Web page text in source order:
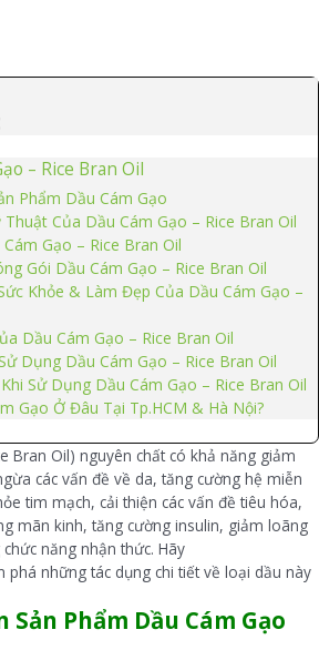
– Rice Bran Oil
Phẩm Dầu Cám Gạo
Thuật Của Dầu Cám Gạo – Rice Bran Oil
Gạo – Rice Bran Oil
Gói Dầu Cám Gạo – Rice Bran Oil
Khỏe & Làm Đẹp Của Dầu Cám Gạo –
Dầu Cám Gạo – Rice Bran Oil
Dụng Dầu Cám Gạo – Rice Bran Oil
Sử Dụng Dầu Cám Gạo – Rice Bran Oil
Gạo Ở Đâu Tại Tp.HCM & Hà Nội?
Bran Oil) nguyên chất có khả năng giảm
các vấn đề về da, tăng cường hệ miễn
tim mạch, cải thiện các vấn đề tiêu hóa,
mãn kinh, tăng cường insulin, giảm loãng
năng nhận thức. Hãy
phá những tác dụng chi tiết về loại dầu này
Sản Phẩm Dầu Cám Gạo